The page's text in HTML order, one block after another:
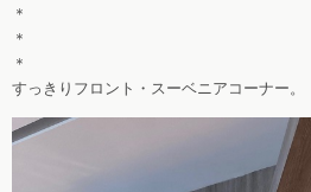
＊
＊
＊
すっきりフロント・スーベニアコーナー。